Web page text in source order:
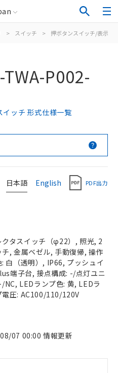
> スイッチ > 押ボタンスイッチ/表示灯
P002-
イッチ 形式仕様一覧
日本語 English PDF出力
クタスイッチ（φ22）, 照光, 2
チ, 金属ベゼル, 手動復帰, 操作
: 白（透明）, IP66, プッシュイ
端子台, 接点構成: -/点灯ユニ
/NC, LEDランプ色: 黄, LEDラ
電圧: AC100/110/120V
07 00:00 情報更新